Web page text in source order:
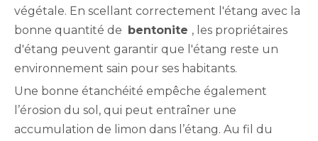
végétale. En scellant correctement l'étang avec la
bonne quantité de bentonite , les propriétaires
d'étang peuvent garantir que l'étang reste un
environnement sain pour ses habitants.
Une bonne étanchéité empêche également
l’érosion du sol, qui peut entraîner une
accumulation de limon dans l’étang. Au fil du